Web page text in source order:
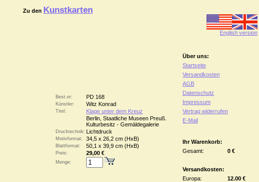
Zu den Kunstkarten
English version
Best.nr: PD 168
Künstler: Witz Konrad
Titel:
Klage unter dem Kreuz
Berlin, Staatliche Museen Preuß.
Kulturbesitz - Gemäldegalerie
Drucktechnik: Lichtdruck
Motivformat: 34,5 x 26,2 cm (HxB)
Blattformat: 50,1 x 39,9 cm (HxB)
Preis: 29,00 €
Menge:
Über uns:
Startseite
Versandkosten
AGB
Datenschutz
Impressum
Vertrag widerrufen
E-Mail
Ihr Warenkorb:
Gesamt:
0 €
Versandkosten:
Europa:
12.00 €